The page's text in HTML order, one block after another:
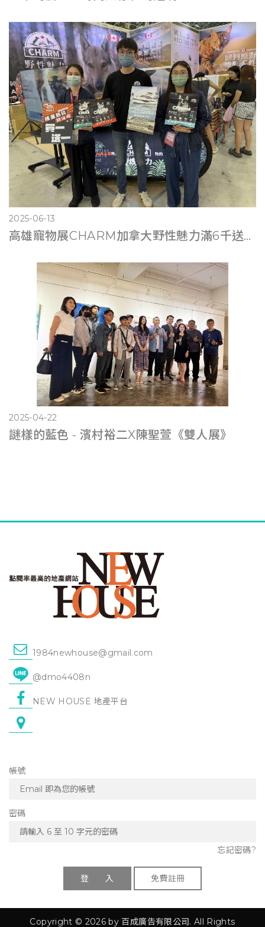
2025-06-13
高雄寵物展CHARM加拿大野性魅力滿6千送遊艇體驗
2025-04-22
謎樣的藍色 - 濱村裕二X陳聖萱《雙人展》
1984newhouse@gmail.com
@dmo4408n
NEW HOUSE 地產平台
帳號
密碼
忘記密碼?
登 入 免費註冊
Copyright © 2026 by 百成廣告有限公司. All Rights